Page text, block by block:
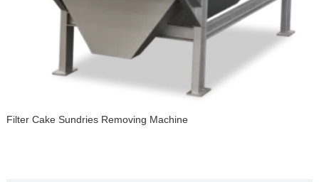
Filter Cake Sundries Removing Machine